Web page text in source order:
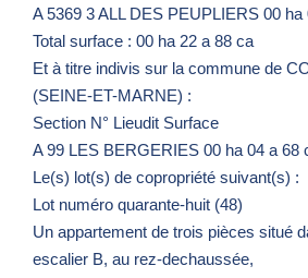
A 5369 3 ALL DES PEUPLIERS 00 ha
Total surface : 00 ha 22 a 88 ca
Et à titre indivis sur la commune de
(SEINE-ET-MARNE) :
Section N° Lieudit Surface
A 99 LES BERGERIES 00 ha 04 a 68
Le(s) lot(s) de copropriété suivant(s) :
Lot numéro quarante-huit (48)
Un appartement de trois pièces situé
escalier B, au rez-dechaussée,